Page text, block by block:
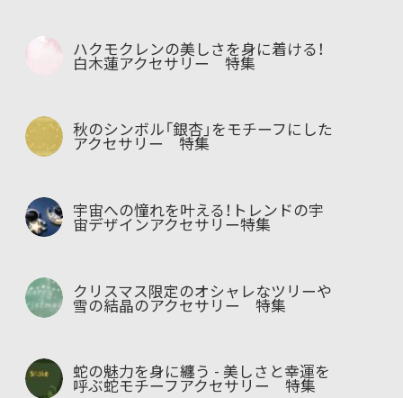
ハクモクレンの美しさを身に着ける！
白木蓮アクセサリー 特集
秋のシンボル「銀杏」をモチーフにした
アクセサリー 特集
宇宙への憧れを叶える！トレンドの宇
宙デザインアクセサリー特集
クリスマス限定のオシャレなツリーや
雪の結晶のアクセサリー 特集
蛇の魅力を身に纏う - 美しさと幸運を
呼ぶ蛇モチーフアクセサリー 特集